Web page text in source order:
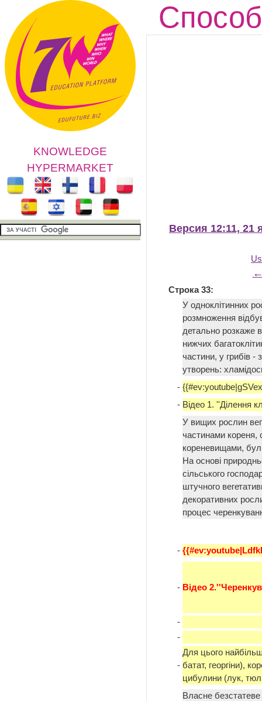
KNOWLEDGE
HYPERMARKET
Версия 12:11, 21
Строка 33:
У одноклітинних
розмноження
детально розкаже
нижчих
частини, у грибів -
утворень:
-
- Відео 1. ''Ділення
У вищих рослин
частинами кореня,
кореневищами,
На основі
сільського
штучного
декоративних
процес
-
- Відео
-
-
-
Для цього
батат, георгіни),
цибулини (лук,
Власне